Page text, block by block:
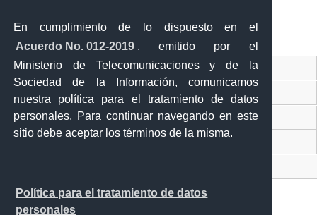
En cumplimiento de lo dispuesto en el
Acuerdo No. 012-2019 , emitido por el
Ministerio de Telecomunicaciones y de la
Sociedad de la Información, comunicamos
nuestra política para el tratamiento de datos
personales. Para continuar navegando en este
sitio debe aceptar los términos de la misma.
Política para el tratamiento de datos
personales
Ventanilla Única Virtual
Ventanilla Única de Comercio Exterior
Gobierno Abierto